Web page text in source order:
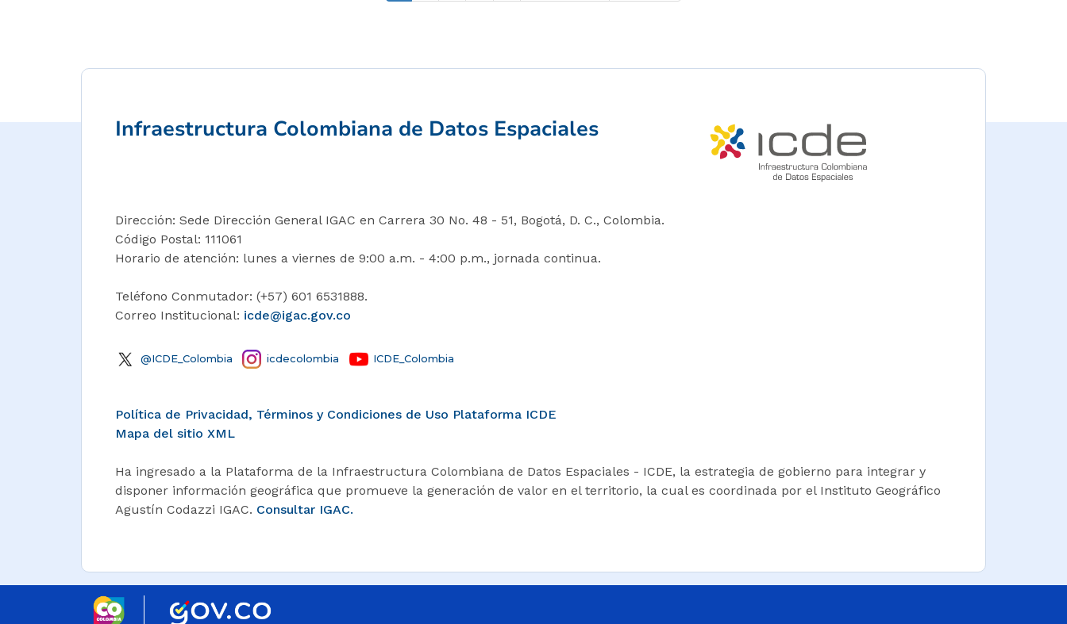
actual
página
página
Infraestructura Colombiana de Datos Espaciales
Dirección: Sede Dirección General IGAC en Carrera 30 No. 48 - 51, Bogotá, D. C., Colombia.
Código Postal: 111061
Horario de atención: lunes a viernes de 9:00 a.m. - 4:00 p.m., jornada continua.
Teléfono Conmutador: (+57) 601 6531888.
Correo Institucional: icde@igac.gov.co​
@ICDE_Colombia icdecolombia ICDE_Colombia
Política de Privacidad, Términos y Condiciones de Uso Plataforma ICDE
Mapa del sitio XML
Ha ingresado a la Plataforma de la Infraestructura Colombiana de Datos Espaciales - ICDE, la estrategia de gobierno para integrar y
disponer información geográfica que promueve la generación de valor en el territorio, la cual es coordinada por el Instituto Geográfico
Agustín Codazzi IGAC. Consultar IGAC.